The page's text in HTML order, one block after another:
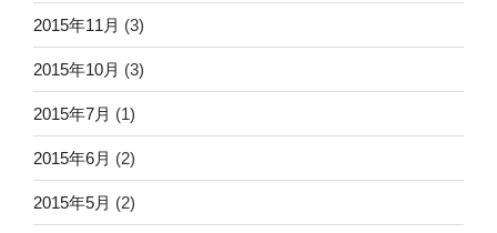
2015年11月 (3)
2015年10月 (3)
2015年7月 (1)
2015年6月 (2)
2015年5月 (2)